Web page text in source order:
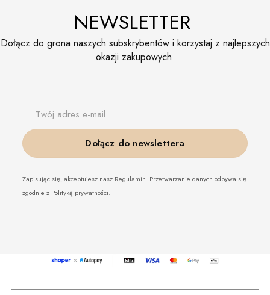
NEWSLETTER
Dołącz do grona naszych subskrybentów i korzystaj z najlepszych
okazji zakupowych
Twój adres e-mail
Dołącz do newslettera
Zapisując się, akceptujesz nasz Regulamin. Przetwarzanie danych odbywa się
zgodnie z Polityką prywatności.